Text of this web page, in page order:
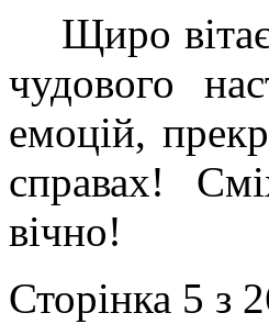
Щиро
чудового
емоцій,
справах!
вічно!
Сторінка 5 з